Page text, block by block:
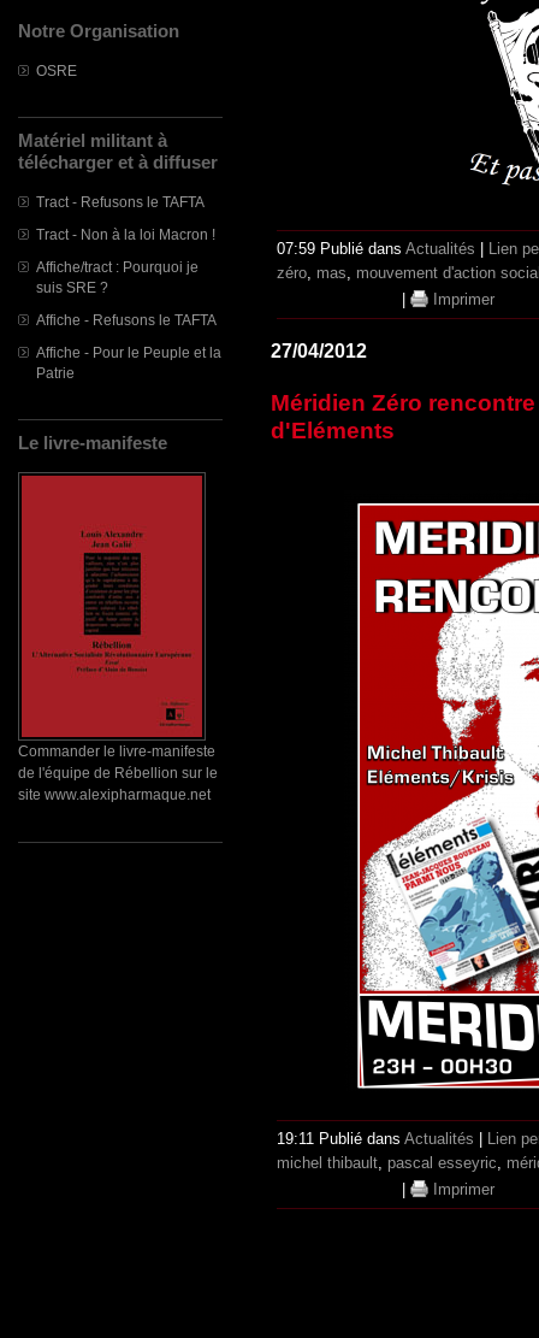
Notre Organisation
OSRE
Matériel militant à
télécharger et à diffuser
Tract - Refusons le TAFTA
Tract - Non à la loi Macron !
Affiche/tract : Pourquoi je
suis SRE ?
Affiche - Refusons le TAFTA
Affiche - Pour le Peuple et la
Patrie
Le livre-manifeste
Commander le livre-manifeste
de l'équipe de Rébellion sur le
site www.alexipharmaque.net
07:59 Publié dans Actualités
Lien
zéro, mas, mouvement d'action
Imprimer
27/04/2012
Méridien Zéro
d'Eléments
19:11 Publié dans Actualités
Lien
michel thibault pascal esseyric
Imprimer